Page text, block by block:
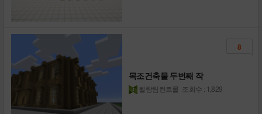
목조건축물 두번째 작
뷜랑팀컨트롤 조회수 : 1,829
8